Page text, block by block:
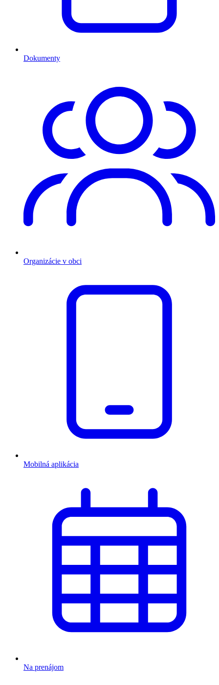
Dokumenty
Organizácie v obci
Mobilná aplikácia
Na prenájom